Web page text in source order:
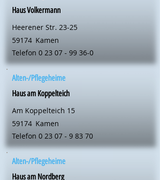
Haus Volkermann
Heerener Str. 23-25
59174 Kamen
Telefon 0 23 07 - 99 36-0
Alten-/Pflegeheime
Haus am Koppelteich
Am Koppelteich 15
59174 Kamen
Telefon 0 23 07 - 9 83 70
Alten-/Pflegeheime
Haus am Nordberg